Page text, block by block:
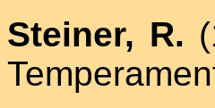
Steiner, R.